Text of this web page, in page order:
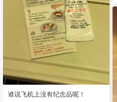
谁说飞机上没有纪念品呢！